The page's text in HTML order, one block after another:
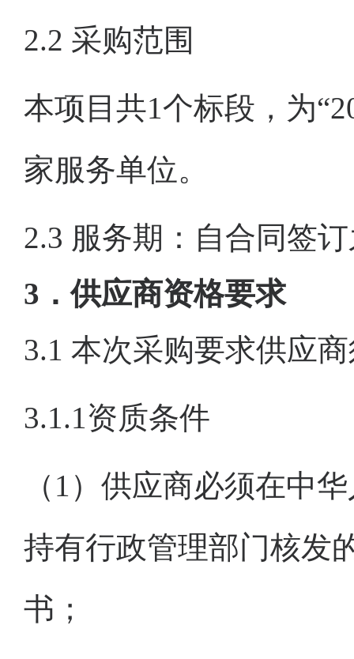
2.2 采购范围
本项目共1个标段，为
家服务单位。
2.3 服务期：自合同签
3 ．供应商资格要求
3.1 本次采购要求供应商
3.1.1资质条件
（ 1）供应商必须在中
持有行政管理部门核发
书；